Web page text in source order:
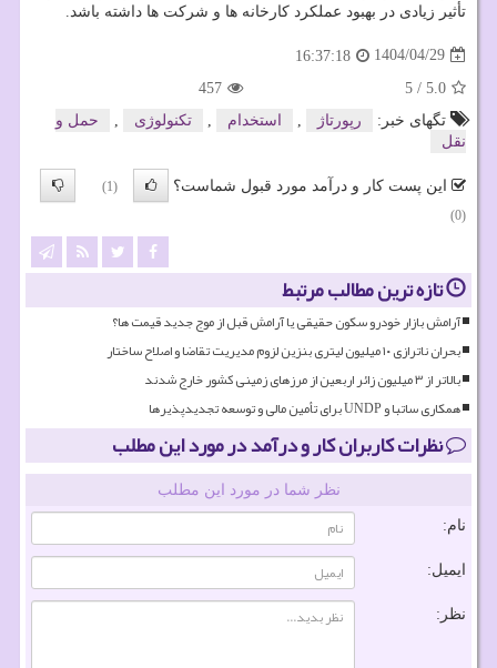
تأثیر زیادی در بهبود عملکرد کارخانه‌ ها و شرکت‌ ها داشته باشد.
1404/04/29
16:37:18
5.0
/
5
457
تگهای خبر:
رپورتاژ , استخدام , تكنولوژی ,
حمل و
نقل
این پست کار و درآمد مورد قبول شماست؟
(1)
(0)
تازه ترین مطالب مرتبط
آرامش بازار خودرو سکون حقیقی یا آرامش قبل از موج جدید قیمت ها؟
بحران ناترازی ۱۰ میلیون لیتری بنزین لزوم مدیریت تقاضا و اصلاح ساختار
بالاتر از ۳ میلیون زائر اربعین از مرزهای زمینی کشور خارج شدند
همکاری ساتبا و UNDP برای تأمین مالی و توسعه تجدیدپذیرها
نظرات کاربران کار و درآمد در مورد این مطلب
نظر شما در مورد این مطلب
نام:
ایمیل:
نظر: